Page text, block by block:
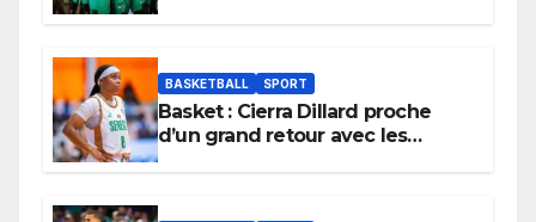
BASKETBALL SPORT
Basket : Cierra Dillard proche
d’un grand retour avec les